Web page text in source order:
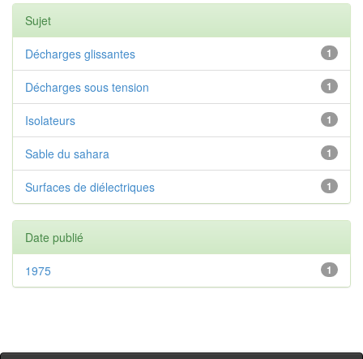
Sujet
1
Décharges glissantes
1
Décharges sous tension
1
Isolateurs
1
Sable du sahara
1
Surfaces de diélectriques
Date publié
1
1975